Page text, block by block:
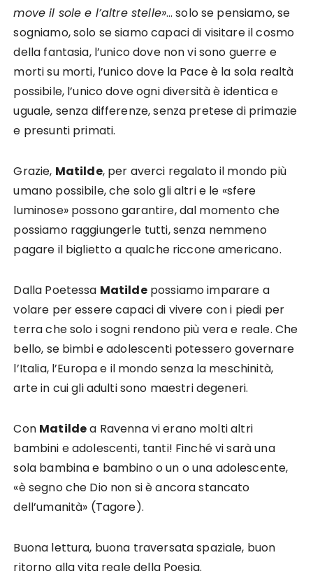
move il sole e l’altre stelle»… solo se pensiamo, se
sogniamo, solo se siamo capaci di visitare il cosmo
della fantasia, l’unico dove non vi sono guerre e
morti su morti, l’unico dove la Pace è la sola realtà
possibile, l’unico dove ogni diversità è identica e
uguale, senza differenze, senza pretese di primazie
e presunti primati.
Grazie, Matilde, per averci regalato il mondo più
umano possibile, che solo gli altri e le «sfere
luminose» possono garantire, dal momento che
possiamo raggiungerle tutti, senza nemmeno
pagare il biglietto a qualche riccone americano.
Dalla Poetessa Matildepossiamo imparare a
volare per essere capaci di vivere con i piedi per
terra che solo i sogni rendono più vera e reale. Che
bello, se bimbi e adolescenti potessero governare
l’Italia, l’Europa e il mondo senza la meschinità,
arte in cui gli adulti sono maestri degeneri.
Con Matildea Ravenna vi erano molti altri
bambini e adolescenti, tanti! Finché vi sarà una
sola bambina e bambino o un o una adolescente,
«è segno che Dio non si è ancora stancato
dell’umanità» (Tagore).
Buona lettura, buona traversata spaziale, buon
ritorno alla vita reale della Poesia.